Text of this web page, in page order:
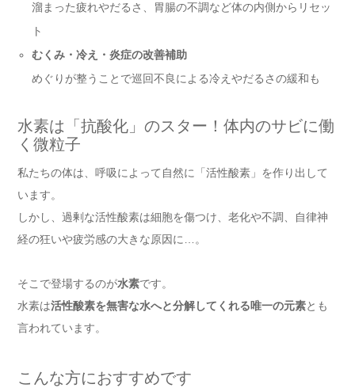
溜まった疲れやだるさ、胃腸の不調など体の内側からリセッ
ト
むくみ・冷え・炎症の改善補助
めぐりが整うことで巡回不良による冷えやだるさの緩和も
水素は「抗酸化」のスター！体内のサビに働
く微粒子
私たちの体は、呼吸によって自然に「活性酸素」を作り出して
います。
しかし、過剰な活性酸素は細胞を傷つけ、老化や不調、自律神
経の狂いや疲労感の大きな原因に…。
そこで登場するのが水素です。
水素は活性酸素を無害な水へと分解してくれる唯一の元素とも
言われています。
こんな方におすすめです